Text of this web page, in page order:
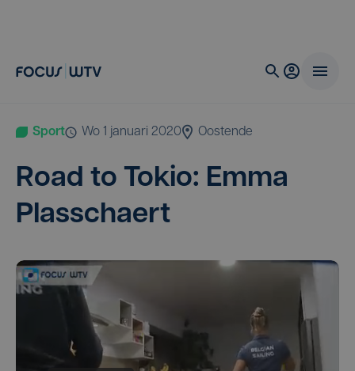
Sport wo 1 januari 2020 Oostende
Road to Tokio: Emma
Plasschaert